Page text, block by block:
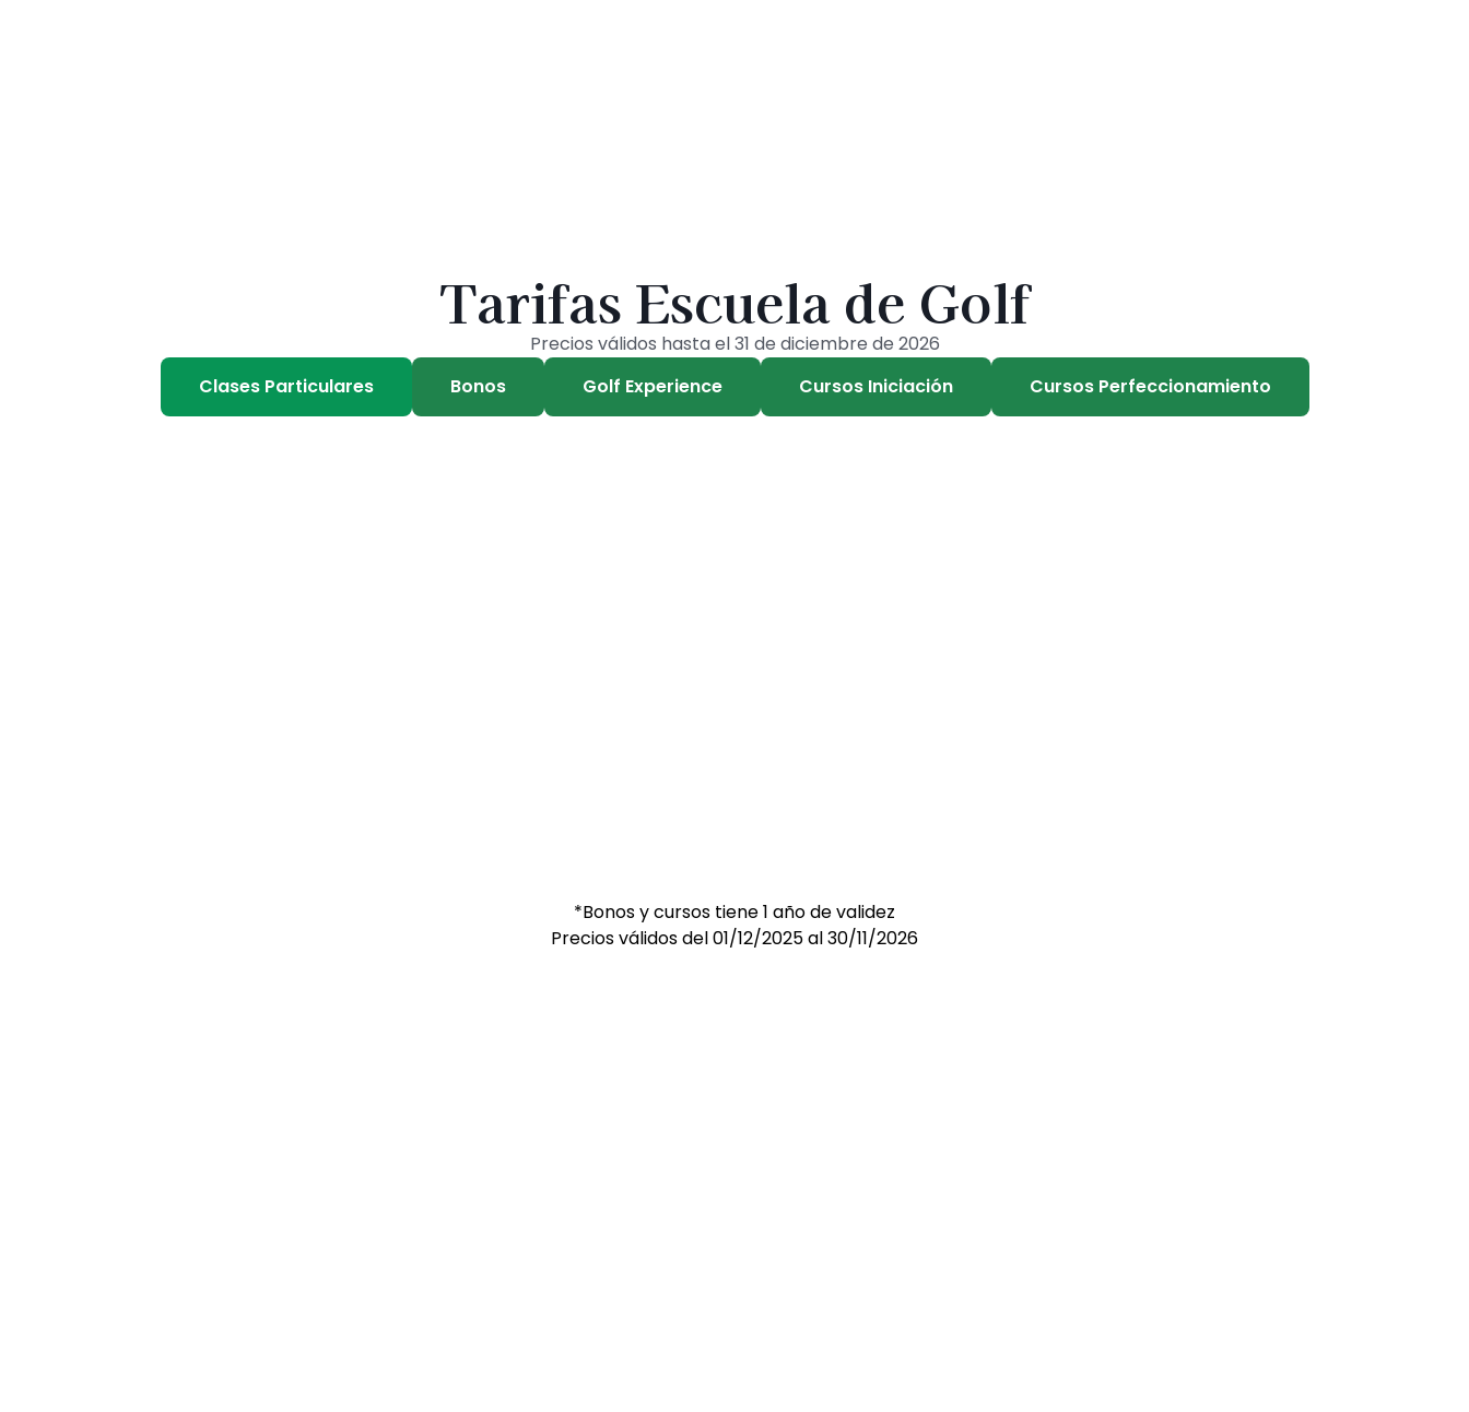
Tarifas Escuela de Golf
Precios válidos hasta el 31 de diciembre de 2026
Clases Particulares
Bonos Golf Experience Cursos Iniciación Cursos Perfeccionamiento
*Bonos y cursos tiene 1 año de validez
Precios válidos del 01/12/2025 al 30/11/2026